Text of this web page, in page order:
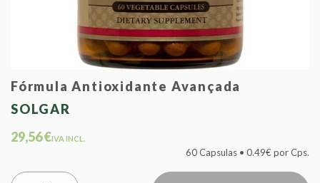
Fórmula Antioxidante Avançada
SOLGAR
29,56 €IVA INCL.
60 Capsulas • 0.49€ por Cps.